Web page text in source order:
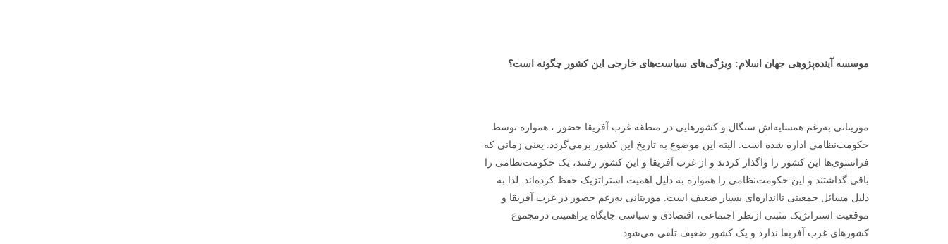
موسسه آینده‌پژوهی جهان اسلام: ویژگی‌های سیاست‌های خارجی این کشور چگونه است؟
موریتانی به‌رغم همسایه‌اش سنگال و کشورهایی در منطقه غرب آفریقا حضور ، همواره توسط
حکومت‌نظامی اداره شده است. البته این موضوع به تاریخ این کشور برمی‌گردد. یعنی زمانی که
فرانسوی‌ها این کشور را واگذار کردند و از غرب آفریقا و این کشور رفتند، یک حکومت‌نظامی را
باقی گذاشتند و این حکومت‌نظامی را همواره به دلیل اهمیت استراتژیک حفظ کرده‌اند. لذا به
دلیل مسائل جمعیتی تااندازه‌ای بسیار ضعیف است. موریتانی به‌رغم حضور در غرب آفریقا و
موقعیت استراتژیک مثبتی ازنظر اجتماعی، اقتصادی و سیاسی جایگاه پراهمیتی درمجموع
کشورهای غرب آفریقا ندارد و یک کشور ضعیف تلقی می‌شود.